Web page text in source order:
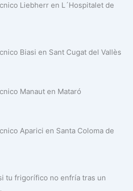
Liebherr en L´Hospitalet de
Biasi en Sant Cugat del Vallès
Manaut en Mataró
Aparici en Santa Coloma de
tu frigorífico no enfría tras un